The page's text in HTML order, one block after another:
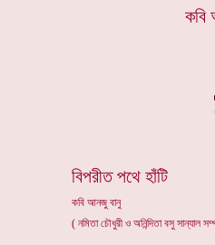
বিপরীত পথে হাঁটি
কবি আনজু বানু
( নমিতা চৌধুরী ও অনিন্দিতা বসু সান্যাল
কবি